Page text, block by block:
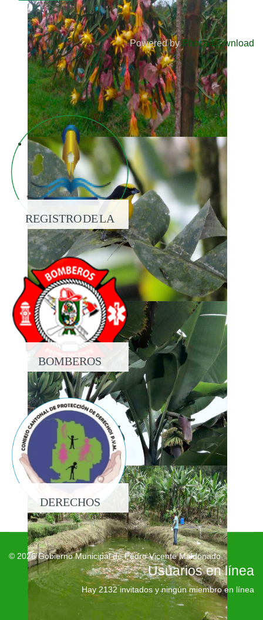
Powered byPhoca Download
REGISTRO DE LA
PROPIEDAD
BOMBEROS
DERECHOS
© 2026 Gobierno Municipal de Pedro Vicente Maldonado
Usuarios en línea
Hay 2132 invitados y ningún miembro en línea